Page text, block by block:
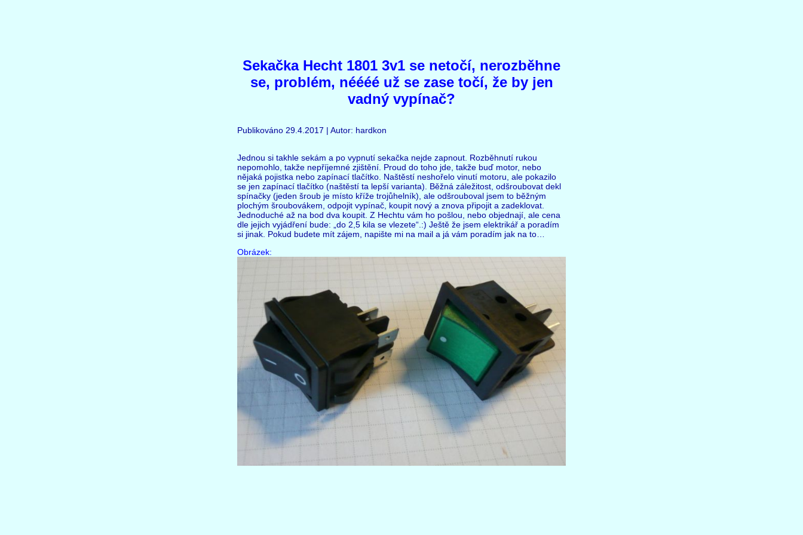
Sekačka Hecht 1801 3v1 se netočí, nerozběhne
se, problém, néééé už se zase točí, že by jen
vadný vypínač?
Publikováno 29.4.2017 | Autor: hardkon
Jednou si takhle sekám a po vypnutí sekačka nejde zapnout. Rozběhnutí rukou
nepomohlo, takže nepříjemné zjištění. Proud do toho jde, takže buď motor, nebo
nějaká pojistka nebo zapínací tlačítko. Naštěstí neshořelo vinutí motoru, ale pokazilo
se jen zapínací tlačítko (naštěstí ta lepší varianta). Běžná záležitost, odšroubovat dekl
spínačky (jeden šroub je místo kříže trojůhelník), ale odšrouboval jsem to běžným
plochým šroubovákem, odpojit vypínač, koupit nový a znova připojit a zadeklovat.
Jednoduché až na bod dva koupit. Z Hechtu vám ho pošlou, nebo objednají, ale cena
dle jejich vyjádření bude: „do 2,5 kila se vlezete“.:) Ještě že jsem elektrikář a poradím
si jinak. Pokud budete mít zájem, napište mi na mail a já vám poradím jak na to…
Obrázek: